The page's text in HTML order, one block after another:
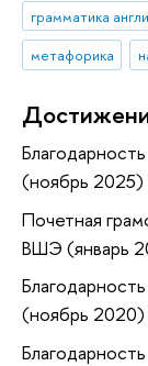
грамматика
метафорика
(ноябрь 2025)
Почетная
ВШЭ (январь
(ноябрь 2020)